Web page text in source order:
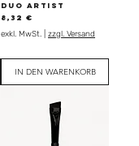
Duo Artist
Preis
8,32 €
exkl. MwSt. zzgl. Versand
IN DEN WARENKORB